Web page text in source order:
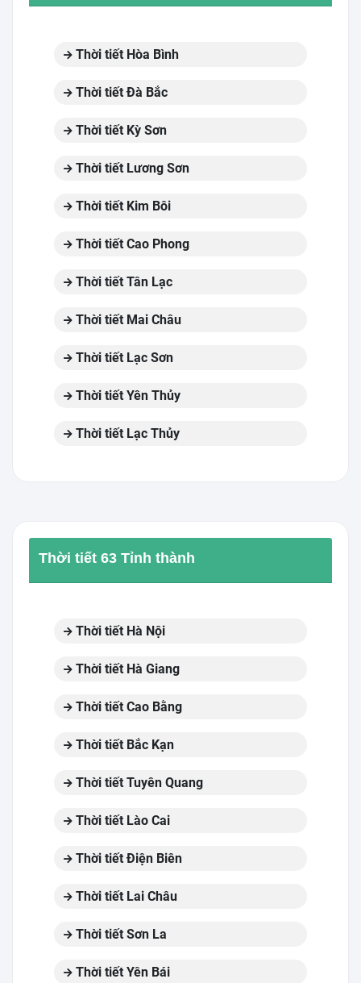
Thời tiết Hòa Bình
Thời tiết Đà Bắc
Thời tiết Kỳ Sơn
Thời tiết Lương Sơn
Thời tiết Kim Bôi
Thời tiết Cao Phong
Thời tiết Tân Lạc
Thời tiết Mai Châu
Thời tiết Lạc Sơn
Thời tiết Yên Thủy
Thời tiết Lạc Thủy
Thời tiết 63 Tỉnh thành
Thời tiết Hà Nội
Thời tiết Hà Giang
Thời tiết Cao Bằng
Thời tiết Bắc Kạn
Thời tiết Tuyên Quang
Thời tiết Lào Cai
Thời tiết Điện Biên
Thời tiết Lai Châu
Thời tiết Sơn La
Thời tiết Yên Bái